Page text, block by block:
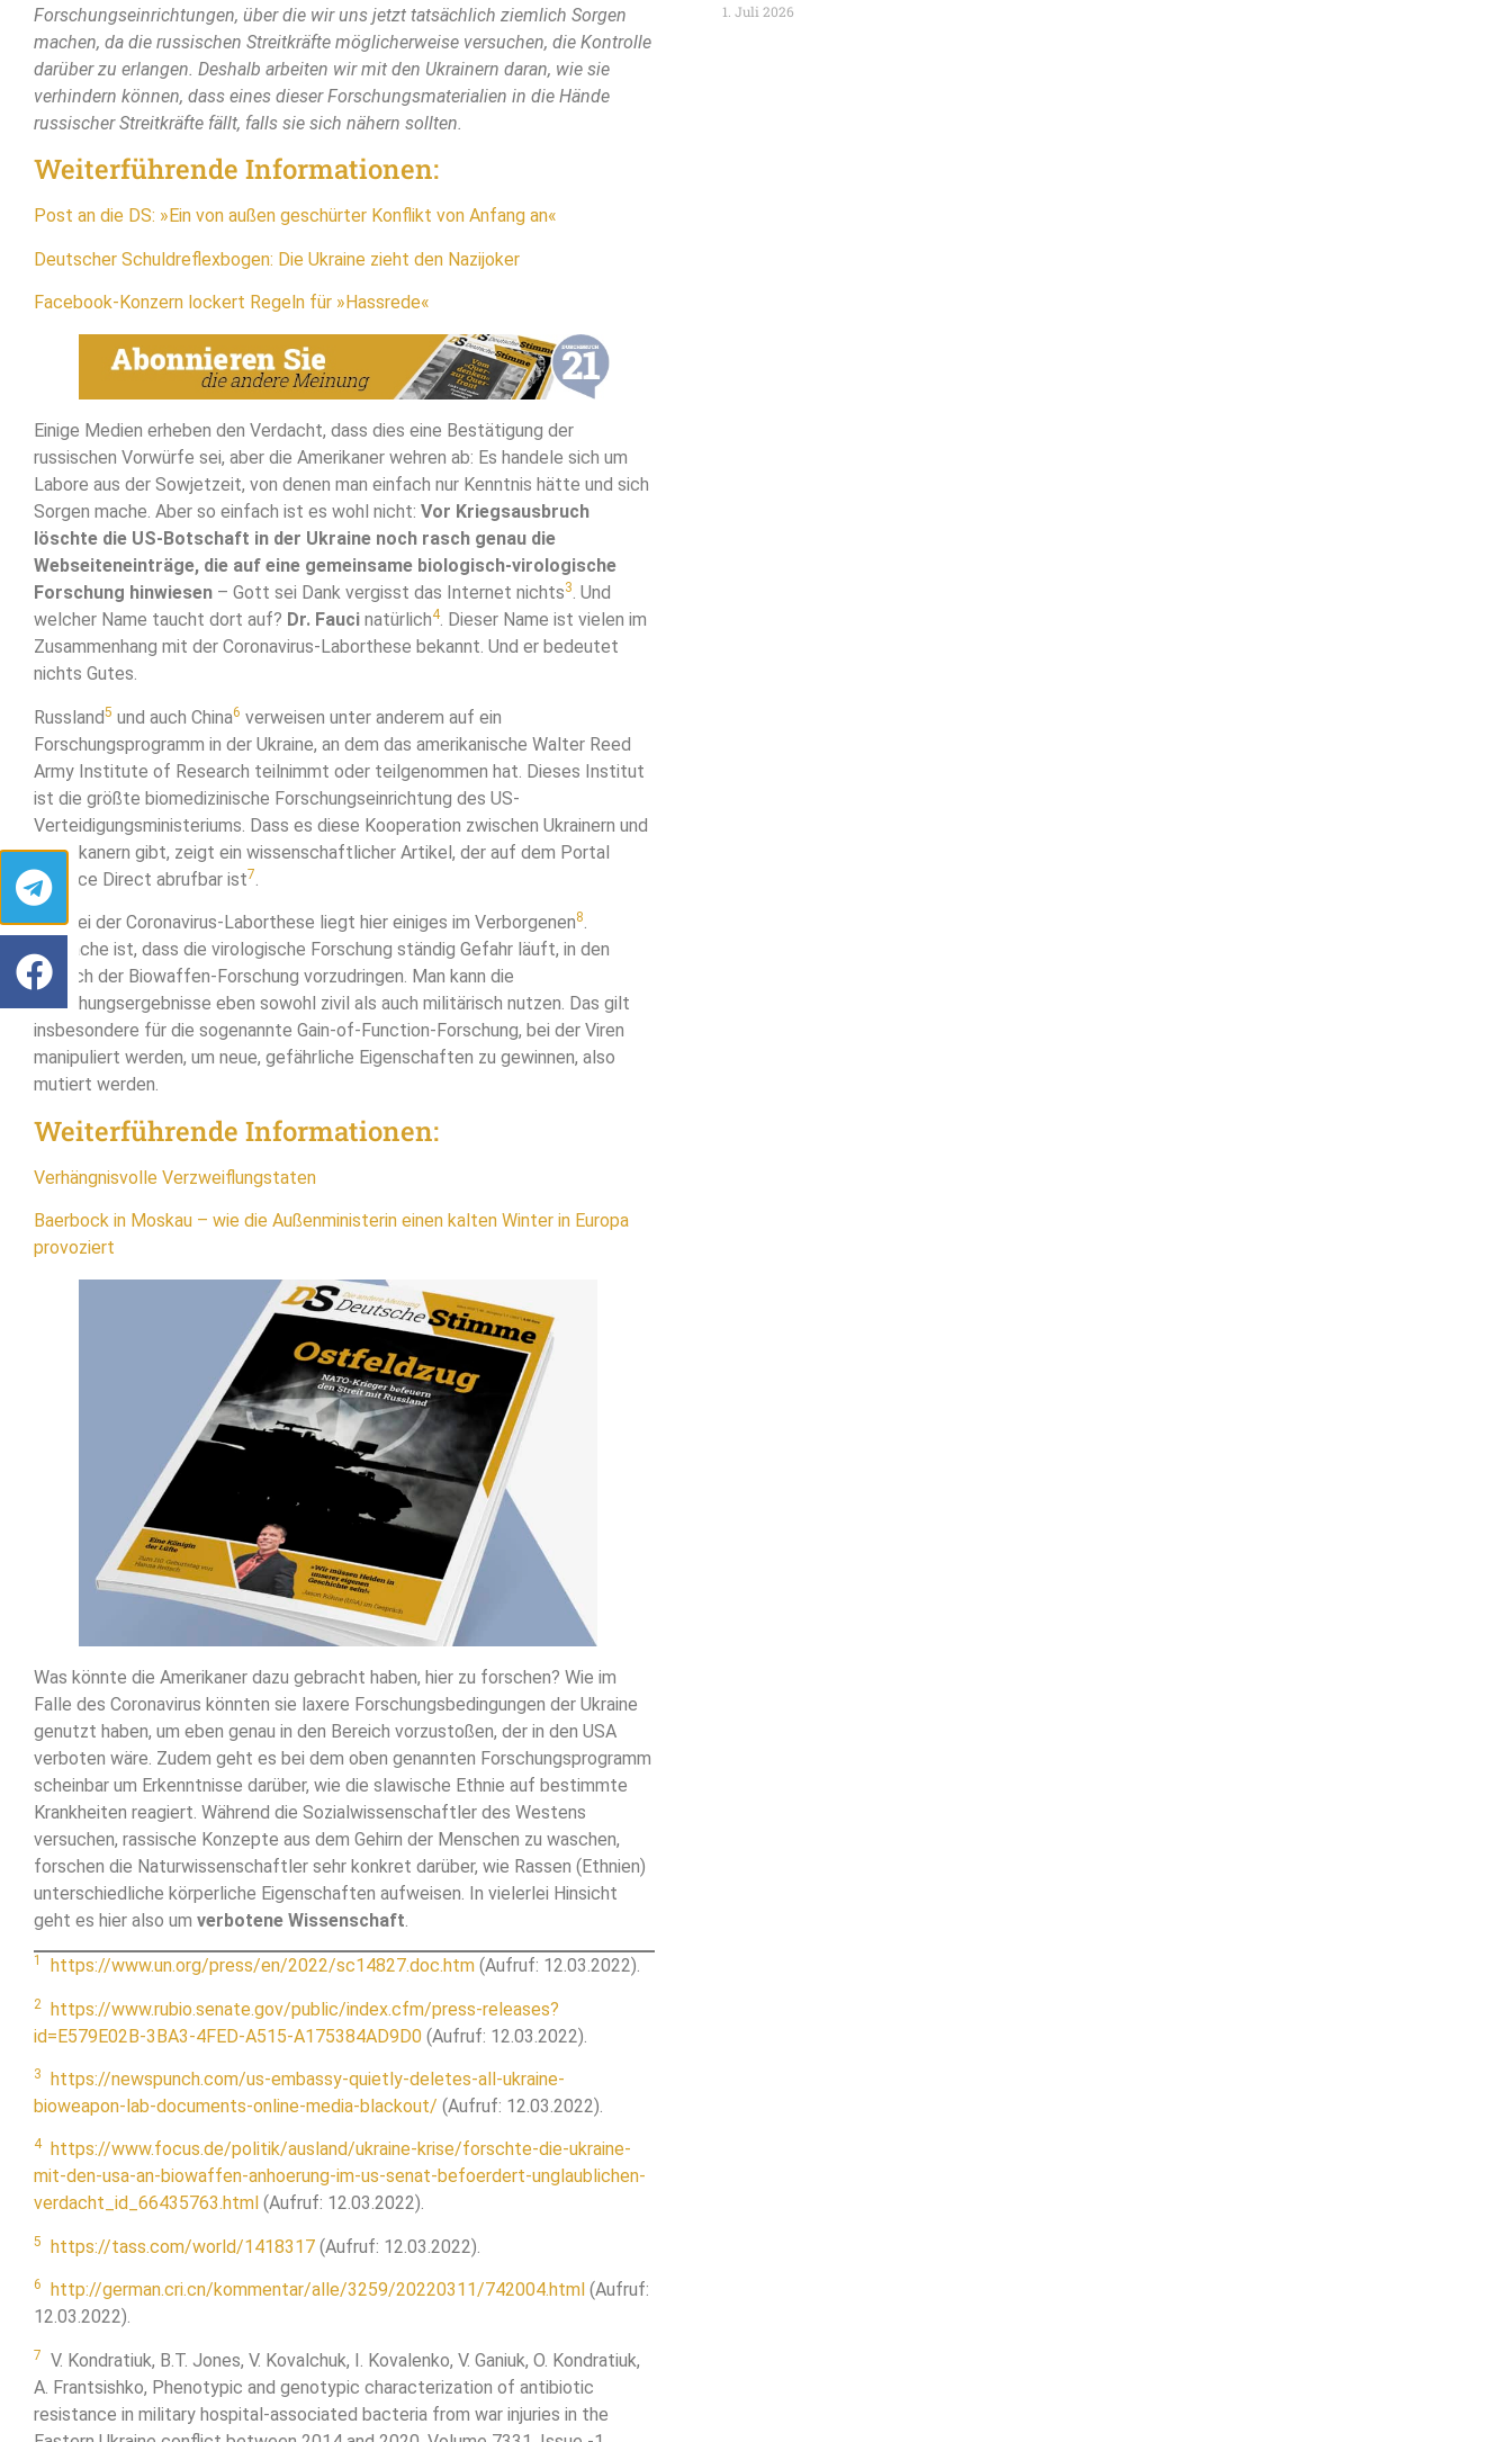
Forschungseinrichtungen, über die wir uns jetzt tatsächlich ziemlich Sorgen
machen, da die russischen Streitkräfte möglicherweise versuchen, die Kontrolle
darüber zu erlangen. Deshalb arbeiten wir mit den Ukrainern daran, wie sie
verhindern können, dass eines dieser Forschungsmaterialien in die Hände
russischer Streitkräfte fällt, falls sie sich nähern sollten.
Weiterführende Informationen:
Post an die DS: »Ein von außen geschürter Konflikt von Anfang an«
Deutscher Schuldreflexbogen: Die Ukraine zieht den Nazijoker
Facebook-Konzern lockert Regeln für »Hassrede«
Einige Medien erheben den Verdacht, dass dies eine Bestätigung der
russischen Vorwürfe sei, aber die Amerikaner wehren ab: Es handele sich um
Labore aus der Sowjetzeit, von denen man einfach nur Kenntnis hätte und sich
Sorgen mache. Aber so einfach ist es wohl nicht: Vor Kriegsausbruch
löschte die US-Botschaft in der Ukraine noch rasch genau die
Webseiteneinträge, die auf eine gemeinsame biologisch-virologische
Forschung hinwiesen – Gott sei Dank vergisst das Internet nichts3. Und
welcher Name taucht dort auf? Dr. Fauci natürlich4. Dieser Name ist vielen im
Zusammenhang mit der Coronavirus-Laborthese bekannt. Und er bedeutet
nichts Gutes.
Russland5 und auch China6 verweisen unter anderem auf ein
Forschungsprogramm in der Ukraine, an dem das amerikanische Walter Reed
Army Institute of Research teilnimmt oder teilgenommen hat. Dieses Institut
ist die größte biomedizinische Forschungseinrichtung des US-
Verteidigungsministeriums. Dass es diese Kooperation zwischen Ukrainern und
Amerikanern gibt, zeigt ein wissenschaftlicher Artikel, der auf dem Portal
Science Direct abrufbar ist7.
Wie bei der Coronavirus-Laborthese liegt hier einiges im Verborgenen8.
Tatsache ist, dass die virologische Forschung ständig Gefahr läuft, in den
Bereich der Biowaffen-Forschung vorzudringen. Man kann die
Forschungsergebnisse eben sowohl zivil als auch militärisch nutzen. Das gilt
insbesondere für die sogenannte Gain-of-Function-Forschung, bei der Viren
manipuliert werden, um neue, gefährliche Eigenschaften zu gewinnen, also
mutiert werden.
Weiterführende Informationen:
Verhängnisvolle Verzweiflungstaten
Baerbock in Moskau – wie die Außenministerin einen kalten Winter in Europa
provoziert
Was könnte die Amerikaner dazu gebracht haben, hier zu forschen? Wie im
Falle des Coronavirus könnten sie laxere Forschungsbedingungen der Ukraine
genutzt haben, um eben genau in den Bereich vorzustoßen, der in den USA
verboten wäre. Zudem geht es bei dem oben genannten Forschungsprogramm
scheinbar um Erkenntnisse darüber, wie die slawische Ethnie auf bestimmte
Krankheiten reagiert. Während die Sozialwissenschaftler des Westens
versuchen, rassische Konzepte aus dem Gehirn der Menschen zu waschen,
forschen die Naturwissenschaftler sehr konkret darüber, wie Rassen (Ethnien)
unterschiedliche körperliche Eigenschaften aufweisen. In vielerlei Hinsicht
geht es hier also um verbotene Wissenschaft.
1 https://www.un.org/press/en/2022/sc14827.doc.htm (Aufruf: 12.03.2022).
2
https://www.rubio.senate.gov/public/index.cfm/press-releases?
id=E579E02B-3BA3-4FED-A515-A175384AD9D0 (Aufruf: 12.03.2022).
3
https://newspunch.com/us-embassy-quietly-deletes-all-ukraine-
bioweapon-lab-documents-online-media-blackout/ (Aufruf: 12.03.2022).
4
https://www.focus.de/politik/ausland/ukraine-krise/forschte-die-ukraine-
mit-den-usa-an-biowaffen-anhoerung-im-us-senat-befoerdert-unglaublichen-
verdacht_id_66435763.html (Aufruf: 12.03.2022).
5 https://tass.com/world/1418317 (Aufruf: 12.03.2022).
6 http://german.cri.cn/kommentar/alle/3259/20220311/742004.html (Aufruf:
12.03.2022).
7
V. Kondratiuk, B.T. Jones, V. Kovalchuk, I. Kovalenko, V. Ganiuk, O. Kondratiuk,
A. Frantsishko, Phenotypic and genotypic characterization of antibiotic
resistance in military hospital-associated bacteria from war injuries in the
1. Juli 2026